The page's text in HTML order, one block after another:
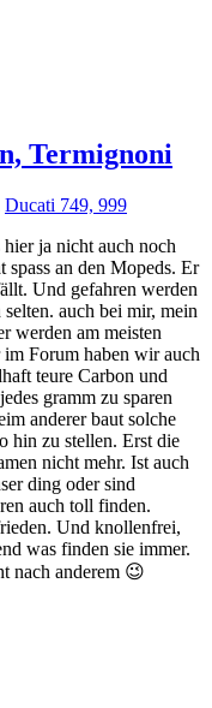
Termignoni
Ducati 749, 999
ja nicht auch noch
spass an den Mopeds. Er
Und gefahren werden
auch bei mir, mein
werden am meisten
Forum haben wir auch
teure Carbon und
gramm zu sparen
anderer baut solche
hin zu stellen. Erst die
nicht mehr. Ist auch
ding oder sind
auch toll finden.
Und knollenfrei,
was finden sie immer.
nach anderem 😉